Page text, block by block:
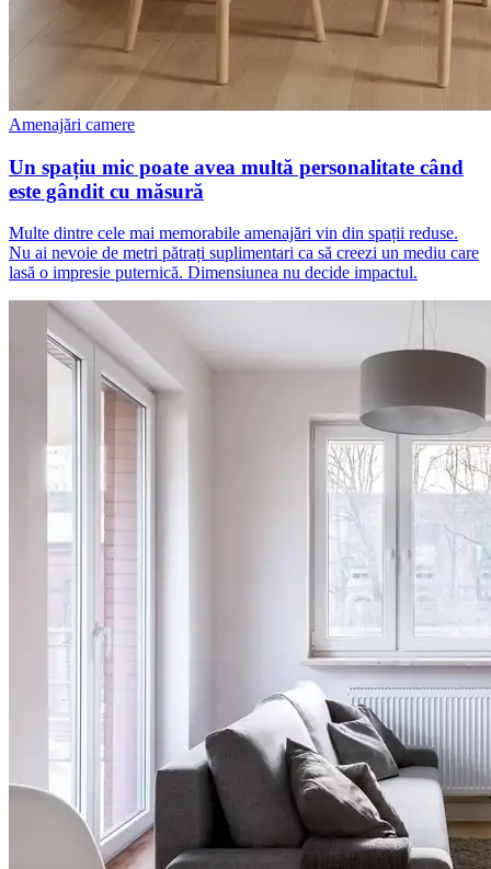
Amenajări camere
Un spațiu mic poate avea multă personalitate când
este gândit cu măsură
Multe dintre cele mai memorabile amenajări vin din spații reduse.
Nu ai nevoie de metri pătrați suplimentari ca să creezi un mediu care
lasă o impresie puternică. Dimensiunea nu decide impactul.